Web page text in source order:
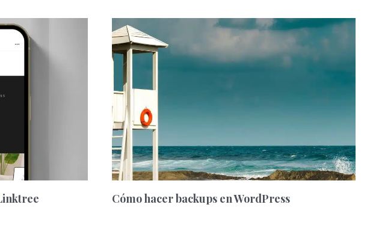
Cómo hacer backups en WordPress